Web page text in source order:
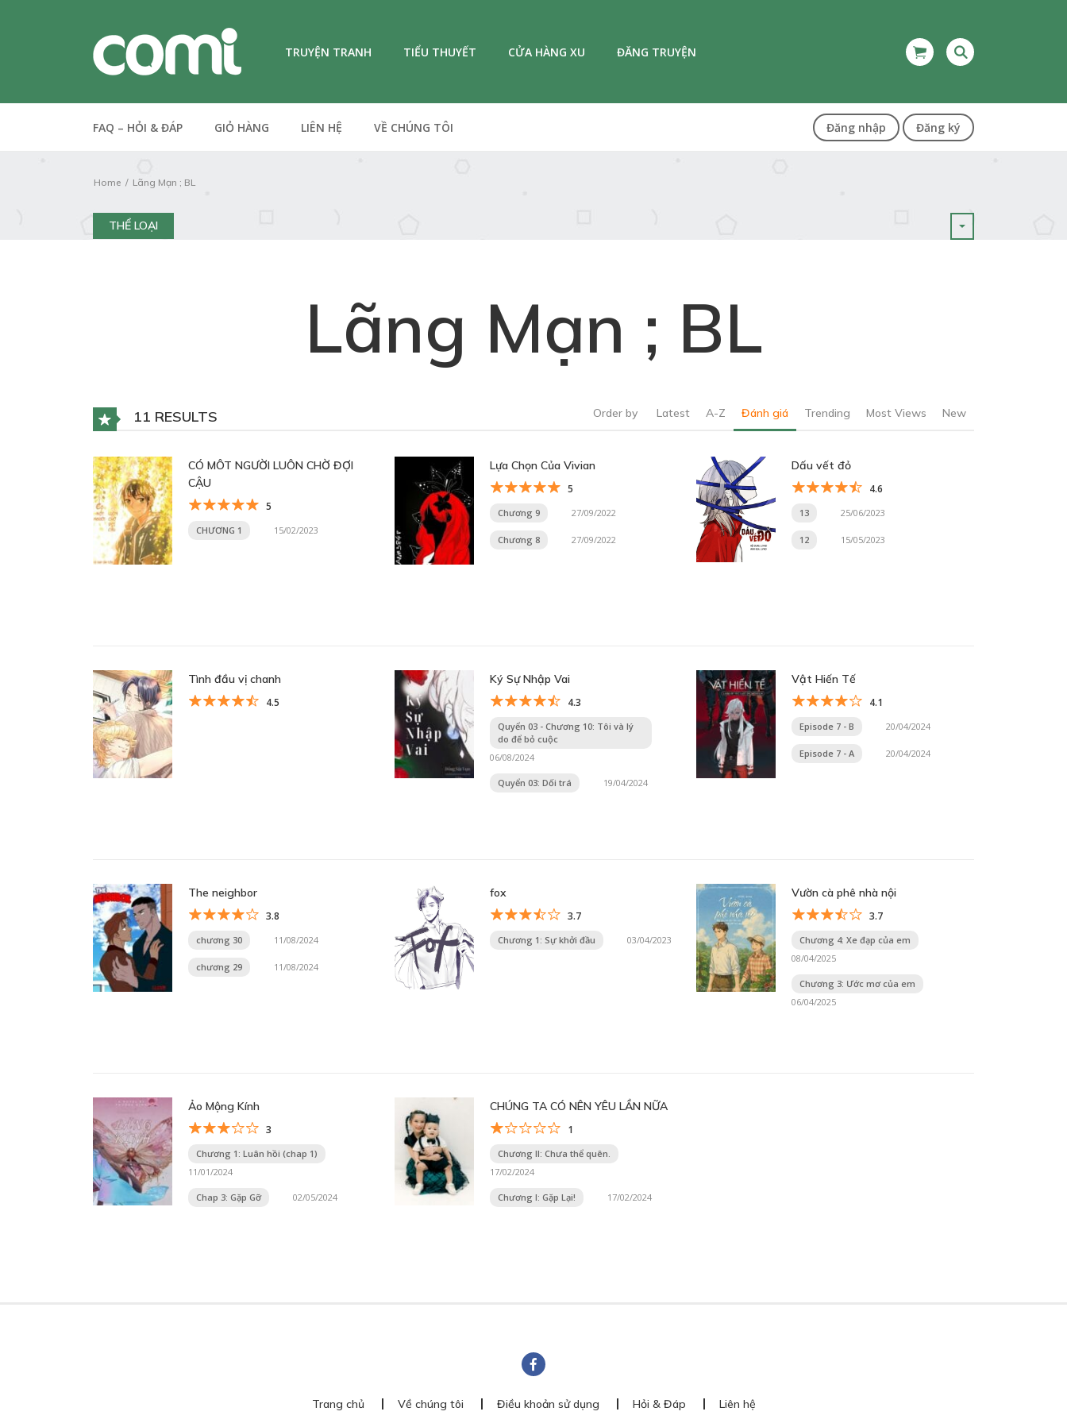
TRUYỆN TRANH TIỂU THUYẾT CỬA HÀNG XU ĐĂNG TRUYỆN
FAQ – HỎI & ĐÁP GIỎ HÀNG LIÊN HỆ VỀ CHÚNG TÔI Đăng nhập Đăng ký
Home Lãng Mạn ; BL
THỂ LOẠI
Lãng Mạn ; BL
11 RESULTS Order by Latest A-Z Đánh giá Trending Most Views New
CÓ MÔT NGƯỜI LUÔN CHỜ ĐỢI
CẬU
5
CHƯƠNG 1 15/02/2023
Lựa Chọn Của Vivian
5
Chương 9 27/09/2022
Chương 8 27/09/2022
Dấu vết đỏ
4.6
13 25/06/2023
12 15/05/2023
Tình đầu vị chanh
4.5
Ký Sự Nhập Vai
4.3
Quyển 03 - Chương 10: Tôi và lý
do để bỏ cuộc
06/08/2024
Quyển 03: Dối trá 19/04/2024
Vật Hiến Tế
4.1
Episode 7 - B 20/04/2024
Episode 7 - A 20/04/2024
The neighbor
3.8
chương 30 11/08/2024
chương 29 11/08/2024
fox
3.7
Chương 1: Sự khởi đầu 03/04/2023
Vườn cà phê nhà nội
3.7
Chương 4: Xe đạp của em
08/04/2025
Chương 3: Ước mơ của em
06/04/2025
Ảo Mộng Kính
3
Chương 1: Luân hồi (chap 1)
11/01/2024
Chap 3: Gặp Gỡ 02/05/2024
CHÚNG TA CÓ NÊN YÊU LẦN NỮA
1
Chương II: Chưa thể quên.
17/02/2024
Chương I: Gặp Lại! 17/02/2024
Trang chủ Về chúng tôi Điều khoản sử dụng Hỏi & Đáp Liên hệ